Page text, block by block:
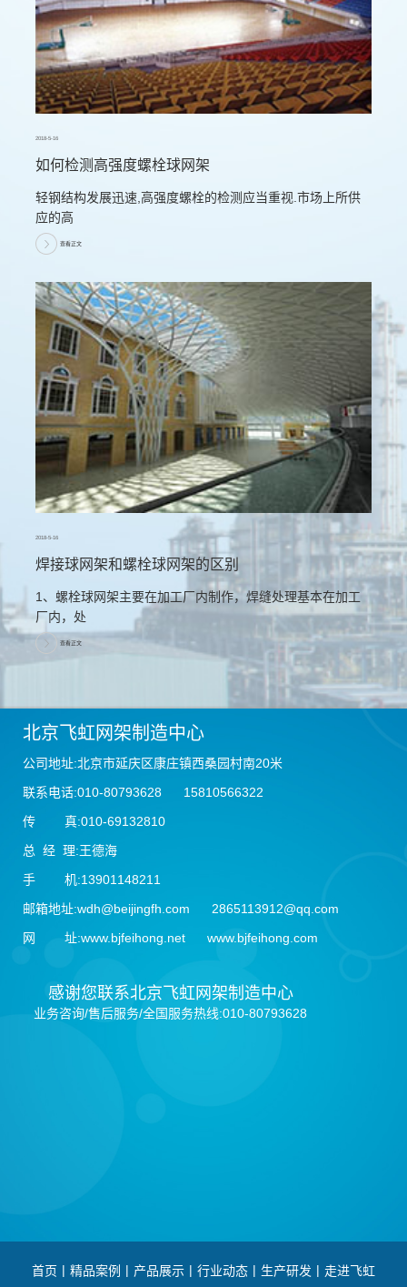
2018-5-16
如何检测高强度螺栓球网架
轻钢结构发展迅速,高强度螺栓的检测应当重视.市场上所供
应的高
查看正文
2018-5-16
焊接球网架和螺栓球网架的区别
1、螺栓球网架主要在加工厂内制作，焊缝处理基本在加工
厂内，处
查看正文
北京飞虹网架制造中心
公司地址:北京市延庆区康庄镇西桑园村南20米
联系电话:010-80793628 15810566322
传 真:010-69132810
总 经 理:王德海
手 机:13901148211
邮箱地址:wdh@beijingfh.com 2865113912@qq.com
网 址:www.bjfeihong.net www.bjfeihong.com
感谢您联系北京飞虹网架制造中心
业务咨询/售后服务/全国服务热线:010-80793628
首页 | 精品案例 | 产品展示 | 行业动态 | 生产研发 | 走进飞虹